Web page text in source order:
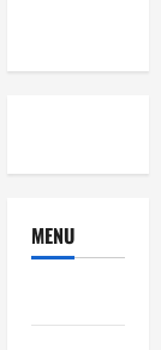
MENU